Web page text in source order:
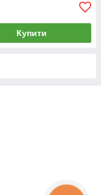
Купити